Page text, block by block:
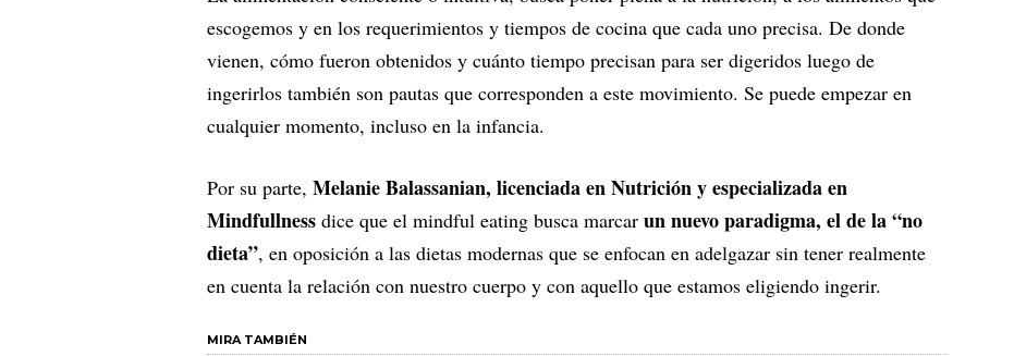
escogemos y en los requerimientos y tiempos de cocina que cada uno precisa. De donde
vienen, cómo fueron obtenidos y cuánto tiempo precisan para ser digeridos luego de
ingerirlos también son pautas que corresponden a este movimiento. Se puede empezar en
cualquier momento, incluso en la infancia.
Por su parte, Melanie Balassanian, licenciada en Nutrición y especializada en
Mindfullness dice que el mindful eating busca marcar un nuevo paradigma, el de la “no
dieta”, en oposición a las dietas modernas que se enfocan en adelgazar sin tener realmente
en cuenta la relación con nuestro cuerpo y con aquello que estamos eligiendo ingerir.
MIRA TAMBIÉN